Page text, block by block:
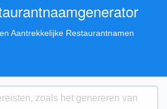
Aantrekkelijke Restaurantnamen